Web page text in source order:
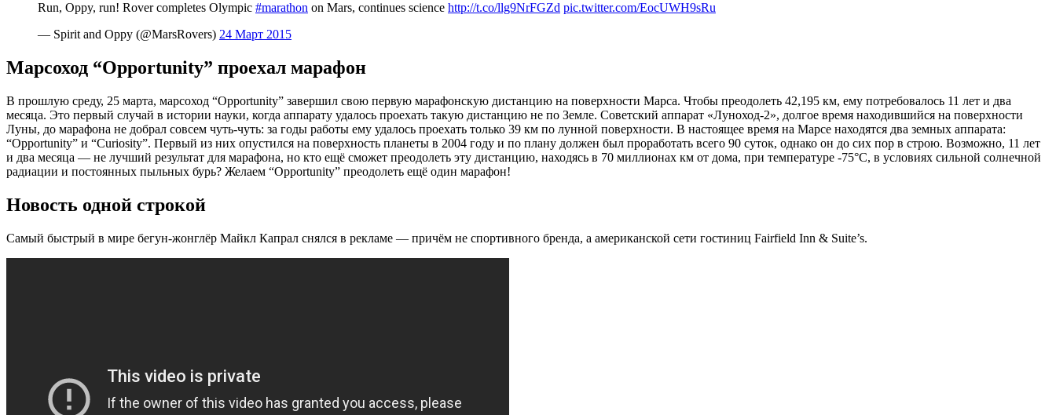
Run, Oppy, run! Rover completes Olympic #marathon on Mars, continues science http://t.co/llg9NrFGZd pic.twitter.com/EocUWH9sRu
— Spirit and Oppy (@MarsRovers) 24 Март 2015
Марсоход “Opportunity” проехал марафон
В прошлую среду, 25 марта, марсоход “Opportunity” завершил свою первую марафонскую дистанцию на поверхности Марса. Чтобы преодолеть 42,195 км, ему потребовалось 11 лет и два
месяца. Это первый случай в истории науки, когда аппарату удалось проехать такую дистанцию не по Земле. Советский аппарат «Луноход-2», долгое время находившийся на поверхности
Луны, до марафона не добрал совсем чуть-чуть: за годы работы ему удалось проехать только 39 км по лунной поверхности. В настоящее время на Марсе находятся два земных аппарата:
“Opportunity” и “Curiosity”. Первый из них опустился на поверхность планеты в 2004 году и по плану должен был проработать всего 90 суток, однако он до сих пор в строю. Возможно, 11 лет
и два месяца — не лучший результат для марафона, но кто ещё сможет преодолеть эту дистанцию, находясь в 70 миллионах км от дома, при температуре -75°C, в условиях сильной солнечной
радиации и постоянных пыльных бурь? Желаем “Opportunity” преодолеть ещё один марафон!
Новость одной строкой
Самый быстрый в мире бегун-жонглёр Майкл Капрал снялся в рекламе — причём не спортивного бренда, а американской сети гостиниц Fairfield Inn & Suite’s.